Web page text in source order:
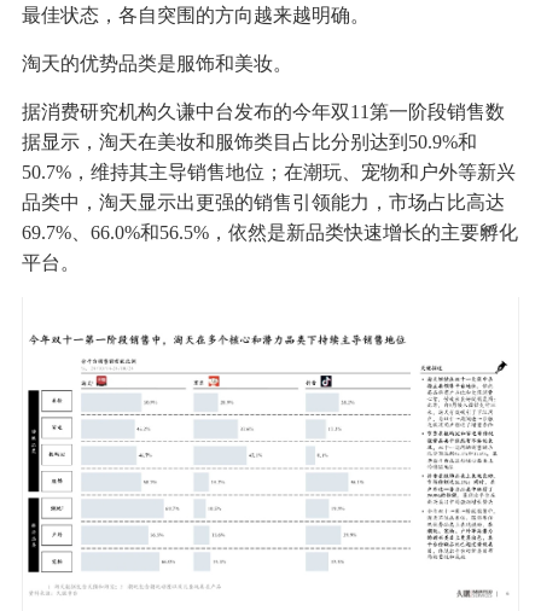
最佳状态，各自突围的方向越来越明确。
淘天的优势品类是服饰和美妆。
据消费研究机构久谦中台发布的今年双11第一阶段销售数
据显示，淘天在美妆和服饰类目占比分别达到50.9%和
50.7%，维持其主导销售地位；在潮玩、宠物和户外等新兴
品类中，淘天显示出更强的销售引领能力，市场占比高达
69.7%、66.0%和56.5%，依然是新品类快速增长的主要孵化
平台。